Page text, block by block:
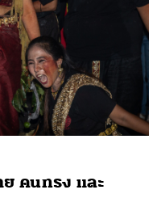
คนทรง และ